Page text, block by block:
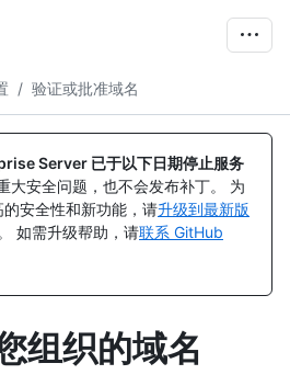
/ 验证或批准域名
Server 已于以下日期停止服务
大安全问题，也不会发布补丁。 为
安全性和新功能，请升级到最新版
。 如需升级帮助，请联系 GitHub
组织的域名